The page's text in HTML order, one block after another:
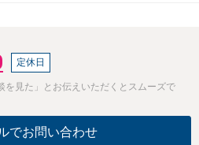
定休日
見た」とお伝えいただくとスムーズで
でお問い合わせ